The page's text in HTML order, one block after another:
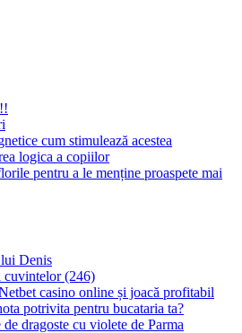
cum stimulează acestea
logica a copiilor
pentru a le menține proaspete mai
Denis
cuvintelor (246)
casino online și joacă profitabil
potrivita pentru bucataria ta?
de dragoste cu violete de Parma